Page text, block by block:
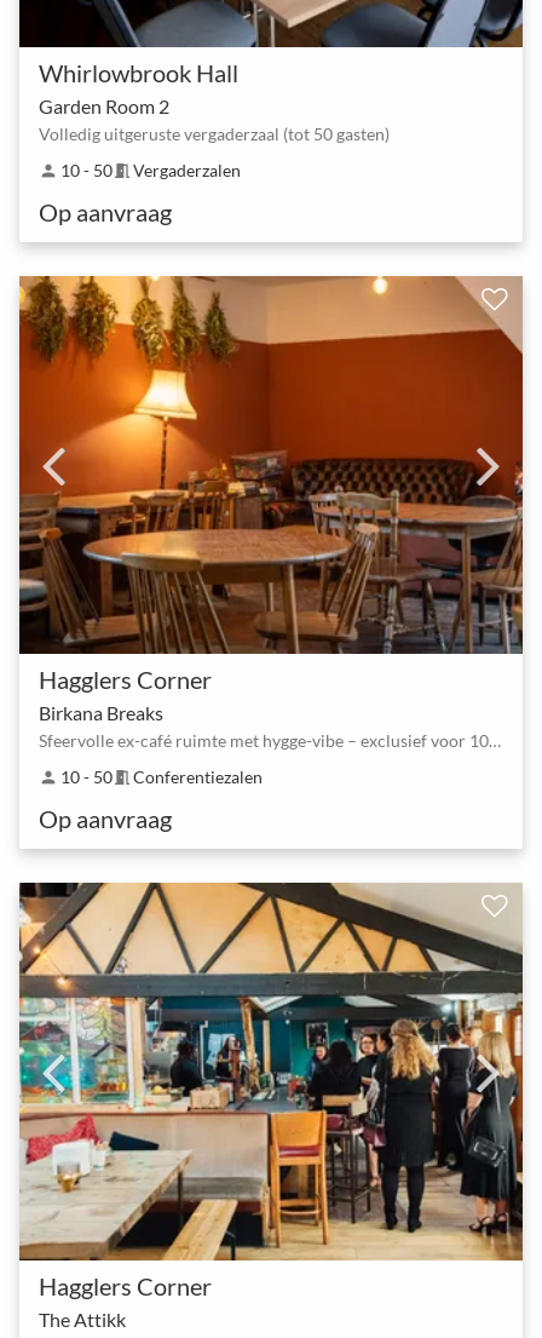
Whirlowbrook Hall
Garden Room 2
Volledig uitgeruste vergaderzaal (tot 50 gasten)
person 10 - 50meeting_room Vergaderzalen
Op aanvraag
Hagglers Corner
Birkana Breaks
Sfeervolle ex-café ruimte met hygge-vibe – exclusief voor 10–50 personen
person 10 - 50meeting_room Conferentiezalen
Op aanvraag
Hagglers Corner
The Attikk